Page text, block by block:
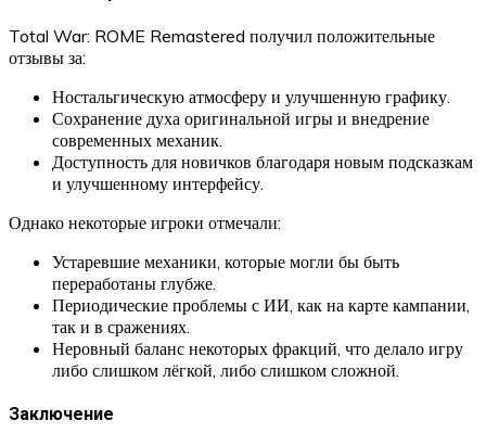
Total War: ROME Remastered получил положительные
отзывы за:
Ностальгическую атмосферу и улучшенную графику.
Сохранение духа оригинальной игры и внедрение
современных механик.
Доступность для новичков благодаря новым подсказкам
и улучшенному интерфейсу.
Однако некоторые игроки отмечали:
Устаревшие механики, которые могли бы быть
переработаны глубже.
Периодические проблемы с ИИ, как на карте кампании,
так и в сражениях.
Неровный баланс некоторых фракций, что делало игру
либо слишком лёгкой, либо слишком сложной.
Заключение